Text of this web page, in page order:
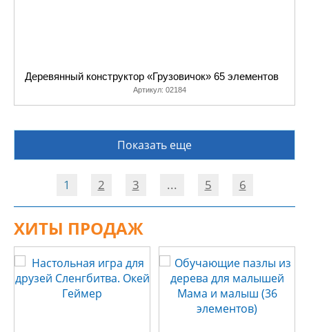
Деревянный конструктор «Грузовичок» 65 элементов
Артикул: 02184
Показать еще
1 2 3 ... 5 6
ХИТЫ ПРОДАЖ